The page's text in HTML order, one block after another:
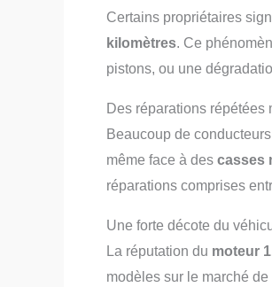
Certains propriétaires
kilomètres. Ce
pistons, ou une
Des réparations
Beaucoup de
même face à des casses
réparations comprises
Une forte décote du
La réputation du moteur
modèles sur le marché